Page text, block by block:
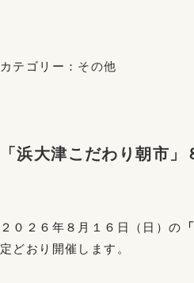
カテゴリー： その他
「浜大津こだわり朝市
２０２６年８月１６日（日）の
定どおり開催します。